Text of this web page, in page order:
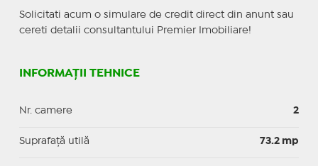
Solicitati acum o simulare de credit direct din anunt sau
cereti detalii consultantului Premier Imobiliare!
INFORMAȚII TEHNICE
Nr. camere 2
Suprafaţă utilă 73.2 mp